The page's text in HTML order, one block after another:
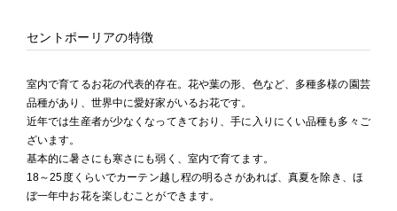
セントポーリアの特徴
室内で育てるお花の代表的存在。花や葉の形、色など、多種多様の園芸
品種があり、世界中に愛好家がいるお花です。
近年では生産者が少なくなってきており、手に入りにくい品種も多々ご
ざいます。
基本的に暑さにも寒さにも弱く、室内で育てます。
18～25度くらいでカーテン越し程の明るさがあれば、真夏を除き、ほ
ぼ一年中お花を楽しむことができます。